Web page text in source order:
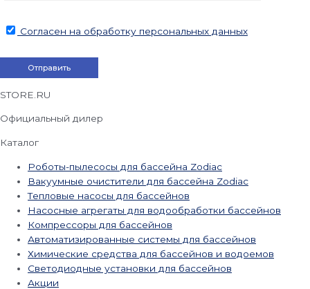
Согласен на обработку персональных данных
STORE.RU
Официальный дилер
Каталог
Роботы-пылесосы для бассейна Zodiac
Вакуумные очистители для бассейна Zodiac
Тепловые насосы для бассейнов
Насосные агрегаты для водообработки бассейнов
Компрессоры для бассейнов
Автоматизированные системы для бассейнов
Химические средства для бассейнов и водоемов
Светодиодные установки для бассейнов
Акции